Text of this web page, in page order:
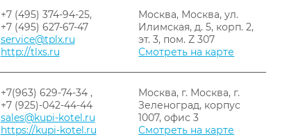
+7 (495) 374-94-25,
+7 (495) 627-67-47
service@tplx.ru
http://tlxs.ru
Москва, Москва, ул.
Илимская, д. 5, корп. 2,
эт. 3, пом. Z 307
Смотреть на карте
+7(963) 629-74-34 ,
+7 (925)-042-44-44
sales@kupi-kotel.ru
https://kupi-kotel.ru
Москва, г. Москва, г.
Зеленоград, корпуc
1007, офис 3
Смотреть на карте